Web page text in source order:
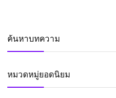
ค้นหาบทความ
หมวดหมู่ยอดนิยม